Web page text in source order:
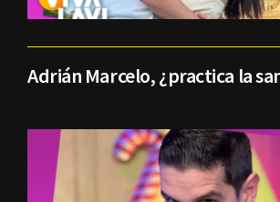
Adrián Marcelo, ¿practica la